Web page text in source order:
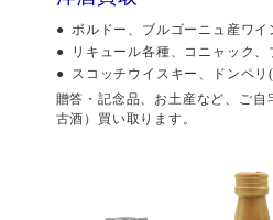
ボルドー、ブルゴーニュ産ワイ
リキュール各種、コニャック、
スコッチウイスキー、ドンペ
贈答・記念品、お土産など、ご自
古酒）買い取ります。